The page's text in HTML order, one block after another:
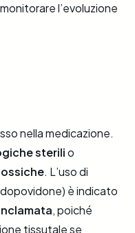
l’evoluzione
nella medicazione.
sterilio
. L’uso di
è indicato
, poiché
tissutale se